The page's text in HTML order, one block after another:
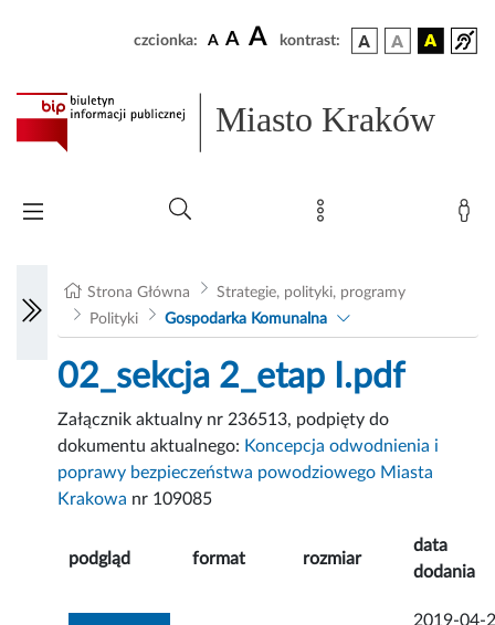
czcionka: A A A kontrast:
Miasto Kraków
Strona Główna
Strategie, polityki, programy
Polityki
Gospodarka Komunalna
02_sekcja 2_etap I.pdf
Załącznik aktualny nr 236513, podpięty do
dokumentu aktualnego: Koncepcja odwodnienia i
poprawy bezpieczeństwa powodziowego Miasta
Krakowa nr 109085
podgląd format rozmiar
data
dodania
2019-04-